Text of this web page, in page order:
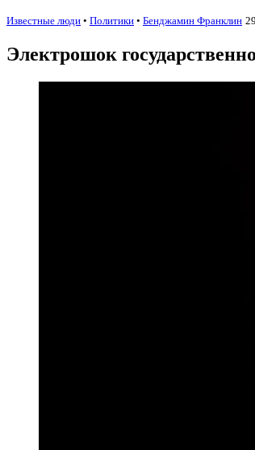
Известные люди • Политики • Бенджамин Франклин
Электрошок